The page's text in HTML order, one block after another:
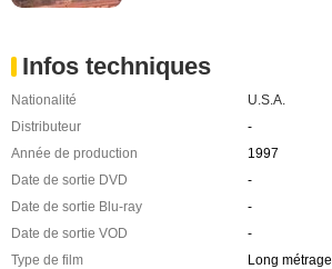
Infos techniques
Nationalité
U.S.A.
Distributeur
-
Année de production
1997
Date de sortie DVD
-
Date de sortie Blu-ray
-
Date de sortie VOD
-
Type de film
Long métrage